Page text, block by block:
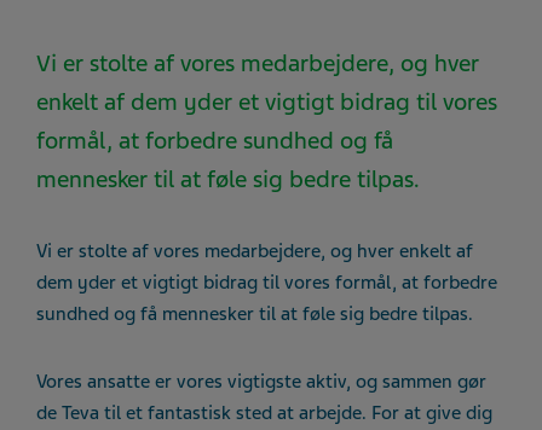
Vi er stolte af vores medarbejdere, og hver
enkelt af dem yder et vigtigt bidrag til vores
formål, at forbedre sundhed og få
mennesker til at føle sig bedre tilpas.
Vi er stolte af vores medarbejdere, og hver enkelt af
dem yder et vigtigt bidrag til vores formål, at forbedre
sundhed og få mennesker til at føle sig bedre tilpas.
Vores ansatte er vores vigtigste aktiv, og sammen gør
de Teva til et fantastisk sted at arbejde. For at give dig